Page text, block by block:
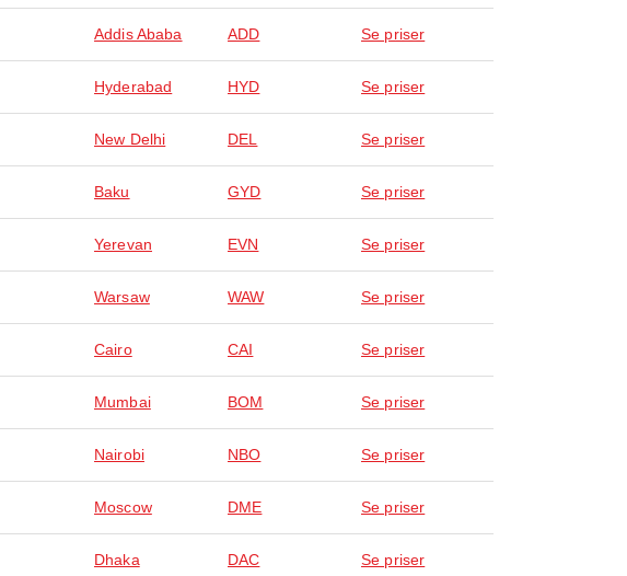
Addis Ababa ADD Se priser
Hyderabad HYD Se priser
New Delhi DEL Se priser
Baku GYD Se priser
Yerevan EVN Se priser
Warsaw WAW Se priser
Cairo CAI Se priser
Mumbai BOM Se priser
Nairobi NBO Se priser
Moscow DME Se priser
Dhaka DAC Se priser